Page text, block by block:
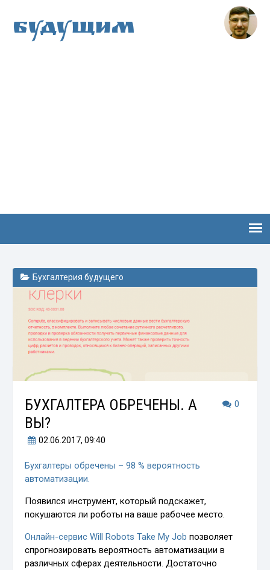
Будущим
Бухгалтерия будущего
0
БУХГАЛТЕРА ОБРЕЧЕНЫ. А
ВЫ?
02.06.2017, 09:40
Бухгалтеры обречены – 98 % вероятность
автоматизации.
Появился инструмент, который подскажет,
покушаются ли роботы на ваше рабочее место.
Онлайн-сервис Will Robots Take My Job позволяет
спрогнозировать вероятность автоматизации в
различных сферах деятельности. Достаточно